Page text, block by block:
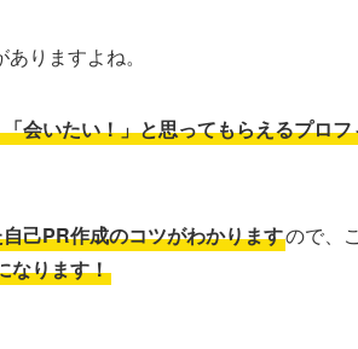
りますよね。
会いたい！」と思ってもらえるプロ
己PR作成のコツがわかりますので、
なります！